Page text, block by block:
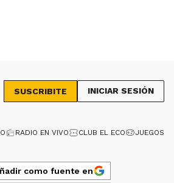
SUSCRIBITE INICIAR SESIÓN
RADIO EN VIVO CLUB EL ECO JUEGOS
como fuente en